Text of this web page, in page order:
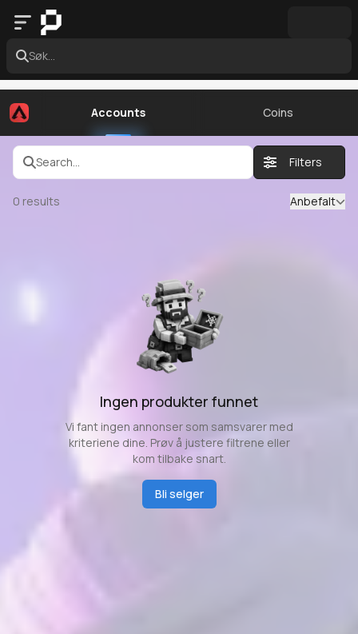
Søk...
Accounts Coins
Search... Filters
0 results Anbefalt
Ingen produkter funnet
Vi fant ingen annonser som samsvarer med
kriteriene dine. Prøv å justere filtrene eller
kom tilbake snart.
Bli selger